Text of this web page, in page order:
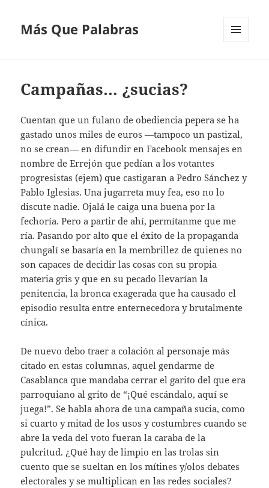
Más Que Palabras
Campañas… ¿sucias?
Cuentan que un fulano de obediencia pepera se ha
gastado unos miles de euros —tampoco un pastizal,
no se crean— en difundir en Facebook mensajes en
nombre de Errejón que pedían a los votantes
progresistas (ejem) que castigaran a Pedro Sánchez y
Pablo Iglesias. Una jugarreta muy fea, eso no lo
discute nadie. Ojalá le caiga una buena por la
fechoría. Pero a partir de ahí, permítanme que me
ría. Pasando por alto que el éxito de la propaganda
chungalí se basaría en la membrillez de quienes no
son capaces de decidir las cosas con su propia
materia gris y que en su pecado llevarían la
penitencia, la bronca exagerada que ha causado el
episodio resulta entre enternecedora y brutalmente
cínica.
De nuevo debo traer a colación al personaje más
citado en estas columnas, aquel gendarme de
Casablanca que mandaba cerrar el garito del que era
parroquiano al grito de “¡Qué escándalo, aquí se
juega!”. Se habla ahora de una campaña sucia, como
si cuarto y mitad de los usos y costumbres cuando se
abre la veda del voto fueran la caraba de la
pulcritud. ¿Qué hay de limpio en las trolas sin
cuento que se sueltan en los mítines y/olos debates
electorales y se multiplican en las redes sociales?